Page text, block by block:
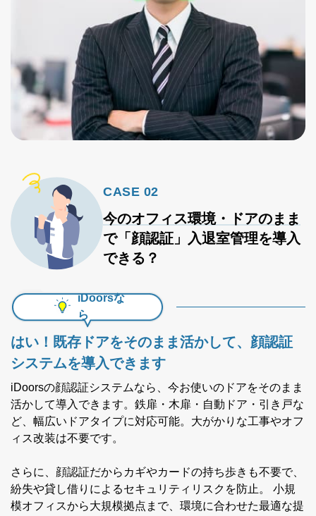
CASE 02
今のオフィス環境・ドアのまま
で「顔認証」入退室管理を導入
できる？
iDoorsな
ら
はい！ 既存ドアをそのまま活かして、顔認証
システムを導入できます
iDoorsの顔認証システムなら、今お使いのドアをそのまま
活かして導入できます。鉄扉・木扉・自動ドア・引き戸な
ど、幅広いドアタイプに対応可能。大がかりな工事やオフ
ィス改装は不要です。
さらに、顔認証だからカギやカードの持ち歩きも不要で、
紛失や貸し借りによるセキュリティリスクを防止。 小規
模オフィスから大規模拠点まで、環境に合わせた最適な提